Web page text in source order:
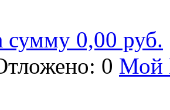
сумму 0,00 руб.
0 Мой